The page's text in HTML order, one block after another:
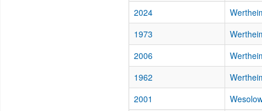
2024
1973
2006
1962
2001